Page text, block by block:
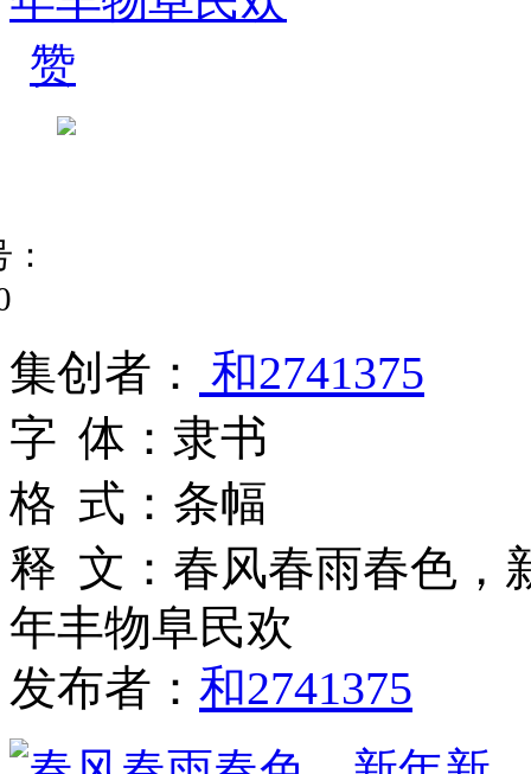
赞
集创者 ： 和2741375
字 体 ： 隶书
格 式 ： 条幅
释 文 ： 春风春雨春色，
年丰物阜民欢
发布者： 和2741375